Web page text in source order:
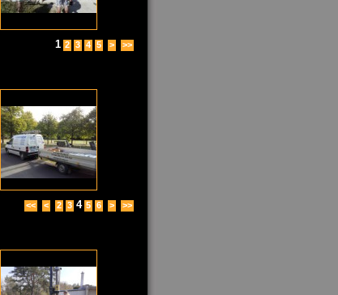
1 2 3 4 5 > >>
<< < 2 3 4 5 6 > >>